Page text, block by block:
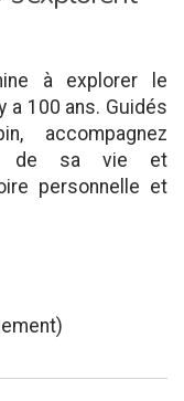
à explorer le
a 100 ans. Guidés
accompagnez
de sa vie et
personnelle et